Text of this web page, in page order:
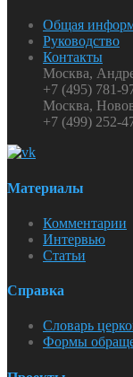
Общая
Руководство
Контакты
Москва,
+7 (495) 781-
Москва,
+7 (499) 252-
Материалы
Комментарии
Интервью
Статьи
Справка
Словарь
Формы